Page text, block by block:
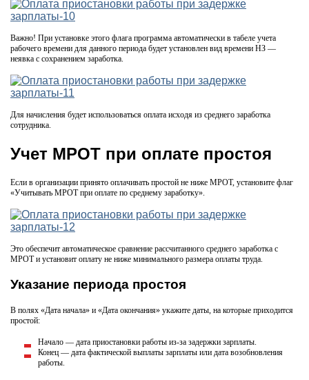
Важно! При установке этого флага программа автоматически в табеле учета
рабочего времени для данного периода будет установлен вид времени НЗ —
неявка с сохранением заработка.
Для начисления будет использоваться оплата исходя из среднего заработка
сотрудника.
Учет МРОТ при оплате простоя
Если в организации принято оплачивать простой не ниже МРОТ, установите флаг
«Учитывать МРОТ при оплате по среднему заработку».
Это обеспечит автоматическое сравнение рассчитанного среднего заработка с
МРОТ и установит оплату не ниже минимального размера оплаты труда.
Указание периода простоя
В полях «Дата начала» и «Дата окончания» укажите даты, на которые приходится
простой:
Начало — дата приостановки работы из-за задержки зарплаты.
Конец — дата фактической выплаты зарплаты или дата возобновления
работы.